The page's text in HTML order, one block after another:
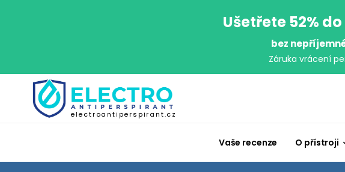
Ušetřete 52%
bez
Záruka vrácení
electroantiperspirant.cz
Vaše recenze O přístroji